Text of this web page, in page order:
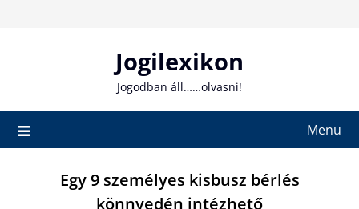
Jogilexikon
Jogodban áll……olvasni!
Menu
Egy 9 személyes kisbusz bérlés
könnyedén intézhető